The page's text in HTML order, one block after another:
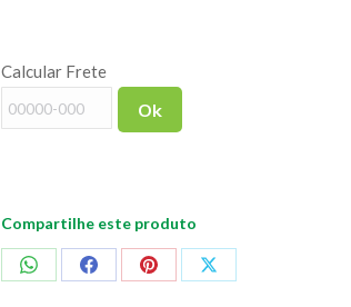
Calcular Frete
Ok
Compartilhe este produto
CompartilharCompartilharCompartilharCompartilhar